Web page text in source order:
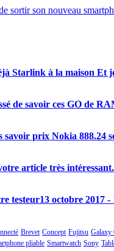
sortir son nouveau
Starlink à la maison Et
de savoir ces GO de
savoir prix Nokia 888.24
article très
testeur13 octobre 2017
Brevet Concept Fujitsu Galaxy
pliable Smartwatch Sony